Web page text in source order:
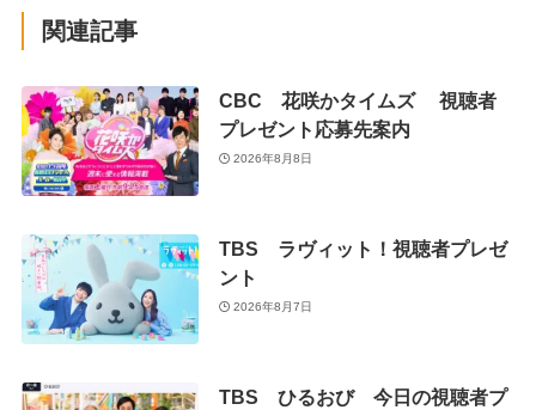
関連記事
CBC 花咲かタイムズ 視聴者
プレゼント応募先案内
2026年8月8日
TBS ラヴィット！視聴者プレゼ
ント
2026年8月7日
TBS ひるおび 今日の視聴者プ